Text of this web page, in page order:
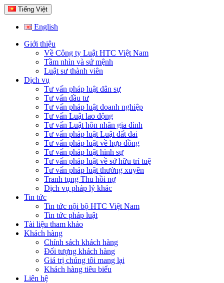
Tiếng Việt
English
Giới thiệu
Về Công ty Luật HTC Việt Nam
Tầm nhìn và sứ mệnh
Luật sư thành viên
Dịch vụ
Tư vấn pháp luật dân sự
Tư vấn đầu tư
Tư vấn pháp luật doanh nghiệp
Tư vấn Luật lao động
Tư vấn Luật hôn nhân gia đình
Tư vấn pháp luật Luật đất đai
Tư vấn pháp luật về hợp đồng
Tư vấn pháp luật hình sự
Tư vấn pháp luật về sở hữu trí tuệ
Tư vấn pháp luật thường xuyên
Tranh tụng Thu hồi nợ
Dịch vụ pháp lý khác
Tin tức
Tin tức nội bộ HTC Việt Nam
Tin tức pháp luật
Tài liệu tham khảo
Khách hàng
Chính sách khách hàng
Đối tượng khách hàng
Giá trị chúng tôi mang lại
Khách hàng tiêu biểu
Liên hệ